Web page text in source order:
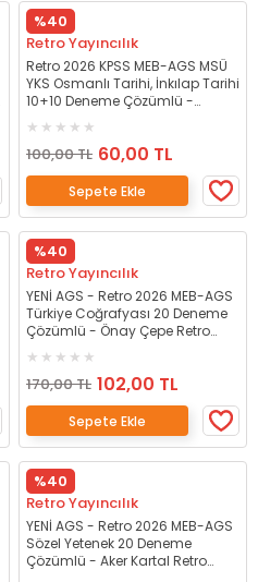
%40
Retro Yayıncılık
Retro 2026 KPSS MEB-AGS MSÜ
YKS Osmanlı Tarihi, İnkılap Tarihi
10+10 Deneme Çözümlü -
Yayıncılık
100,00 TL 60,00 TL
Sepete Ekle
%40
Retro Yayıncılık
YENİ AGS - Retro 2026 MEB-AGS
Türkiye Coğrafyası 20 Deneme
Çözümlü - Önay Çepe Retro
170,00 TL 102,00 TL
Sepete Ekle
%40
Retro Yayıncılık
YENİ AGS - Retro 2026 MEB-AGS
Sözel Yetenek 20 Deneme
Çözümlü - Aker Kartal Retro